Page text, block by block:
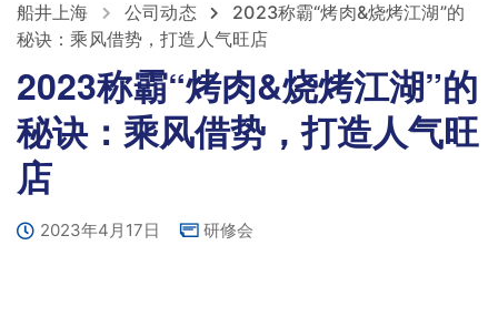
船井上海 公司动态
2023称霸“烤肉&烧烤江湖”的
秘诀：乘风借势，打造人气旺店
2023称霸“烤肉&烧烤江湖”的
秘诀：乘风借势，打造人气旺
店
2023年4月17日 研修会